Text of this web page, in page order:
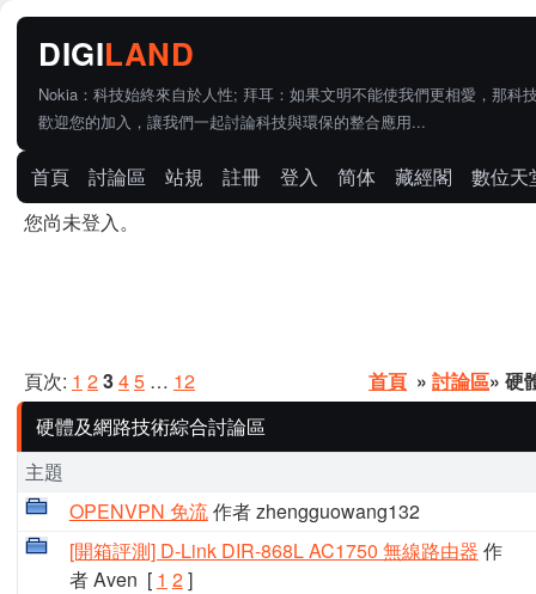
Nokia：科技始終來自於人性; 拜耳：如果文明不能使我們更相愛，那科
歡迎您的加入，讓我們一起討論科技與環保的整合應用...
首頁 討論區 站規 註冊 登入 简体 藏經閣
數位天
您尚未登入。
頁次: 1 2345 … 12 首頁 » 討論區» 硬
硬體及網路技術綜合討論區
主題
OPENVPN 免流作者 zhengguowang132
[開箱評測] D-Link DIR-868L AC1750 無線路由器 作
者 Aven [ 1 2]